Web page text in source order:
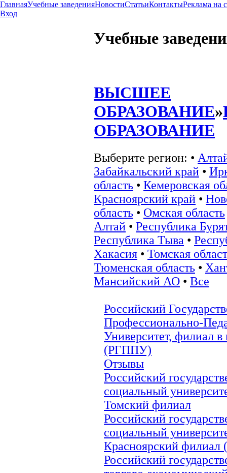
ГлавнаяУчебные заведенияНовостиСтатьиКонтактыРеклама на
Вход
Учебные
ВЫСШЕЕ
ОБРАЗОВАНИЕ»
ОБРАЗОВАНИЕ
Выберите регион: •
Забайкальский край •
область • Кемеровская
Красноярский край •
область • Омская область
Алтай • Республика
Республика Тыва •
Хакасия • Томская
Тюменская область •
Мансийский АО • Все
Российский
Профессионально-
Университет, филиал в
(РГППУ)
Отзывы
Российский
социальный
Томский филиал
Российский
социальный
Красноярский
Российский